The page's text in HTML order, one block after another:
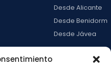
Desde Alicante
Desde Benidorm
Desde Jávea